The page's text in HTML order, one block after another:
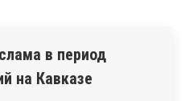
в период
на Кавказе